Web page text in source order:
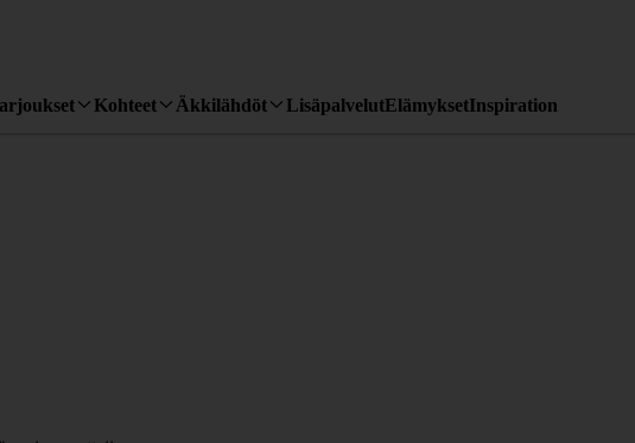
Kohteet Äkkilähdöt LisäpalvelutElämyksetInspiration